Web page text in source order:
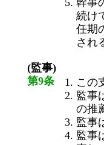
続け
任期
され
(監事)
第9条
この
監事
の推
監事
監事